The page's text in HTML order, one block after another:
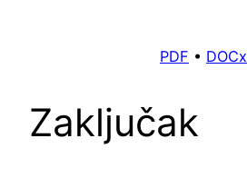
PDF • DOCx
Zaključak